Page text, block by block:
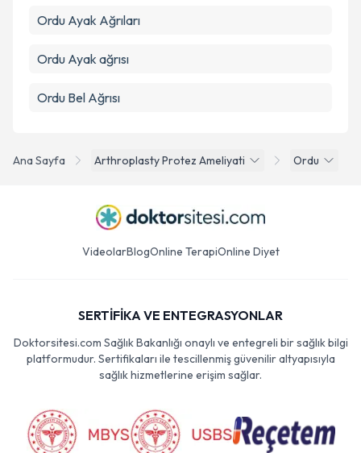
Ana Sayfa Arthroplasty Protez Ameliyati Ordu
Ordu Ayak Ağrıları
Ordu Ayak ağrısı
Ordu Bel Ağrısı
VideolarBlogOnline TerapiOnline Diyet
SERTİFİKA VE ENTEGRASYONLAR
Doktorsitesi.com Sağlık Bakanlığı onaylı ve entegreli bir sağlık bilgi
platformudur. Sertifikaları ile tescillenmiş güvenilir altyapısıyla
sağlık hizmetlerine erişim sağlar.